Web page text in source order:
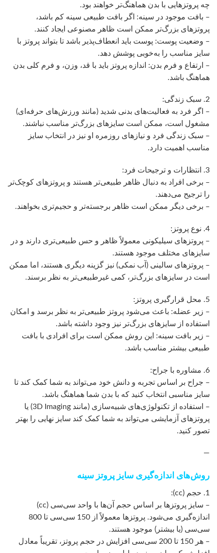
چه پروتزهایی با بدن هماهنگ‌تر خواهند بود.
– بافت موجود در سینه: اگر بافت طبیعی سینه کم باشد،
پروتزهای بزرگ‌تر ممکن است ظاهر مصنوعی ایجاد کنند.
– وضعیت پوست: پوست باید انعطاف‌پذیر باشد تا بتواند پروتز با
سایز مناسب را به‌خوبی پوشش دهد.
– ارتفاع و فرم بدن: اندازه پروتز باید با قد، وزن، و فرم کلی بدن
هماهنگ باشد.
2. سبک زندگی:
– اگر فرد به فعالیت‌های بدنی شدید (مانند ورزش‌های حرفه‌ای)
مشغول است، ممکن است سایزهای بزرگ‌تر مناسب نباشند.
– سبک زندگی فرد و نیازهای روزمره او نیز در انتخاب سایز
مناسب اهمیت دارد.
3. انتظارات و ترجیحات فرد:
– برخی افراد به دنبال ظاهر طبیعی‌تر هستند و پروتزهای کوچک‌تر
را ترجیح می‌دهند.
– برخی دیگر ممکن است ظاهر برجسته‌تر و حجیم‌تری بخواهند.
4. نوع پروتز:
– پروتزهای سیلیکونی معمولاً ظاهر و حس طبیعی‌تری دارند و در
سایزهای مختلف موجود هستند.
– پروتزهای سالینی (آب نمکی) نیز گزینه دیگری هستند، اما ممکن
است در سایزهای بزرگ‌تر، کمی غیرطبیعی‌تر به نظر برسند.
5. محل قرارگیری پروتز:
– زیر عضله: باعث می‌شود پروتز طبیعی‌تر به نظر برسد و امکان
استفاده از سایزهای بزرگ‌تر نیز وجود داشته باشد.
– زیر بافت سینه: این روش ممکن است برای افرادی با بافت
طبیعی بیشتر مناسب باشد.
6. مشاوره با جراح:
– جراح بر اساس تجربه و دانش خود می‌تواند به شما کمک کند تا
سایز مناسبی انتخاب کنید که با بدن شما هماهنگ باشد.
– استفاده از تکنولوژی‌های شبیه‌سازی (مانند 3D Imaging) یا
پروتزهای آزمایشی می‌تواند به شما کمک کند سایز نهایی را بهتر
تصور کنید.
—
روش‌های اندازه‌گیری سایز پروتز سینه
1. حجم (cc):
– سایز پروتزها بر اساس حجم آن‌ها با واحد سی‌سی (cc)
اندازه‌گیری می‌شود. پروتزها معمولاً از 150 سی‌سی تا 800
سی‌سی (یا بیشتر) موجود هستند.
– هر 150 تا 200 سی‌سی افزایش در حجم پروتز، تقریباً معادل